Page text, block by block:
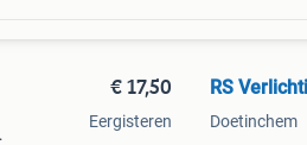
€ 17,50
Eergisteren
RS
Doetinchem